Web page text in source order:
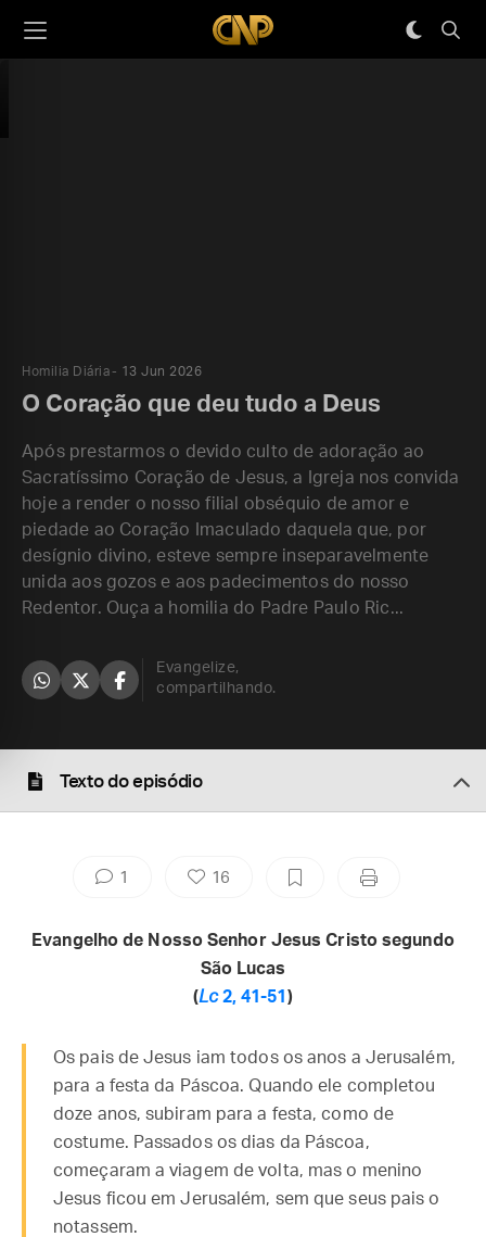
Homilia Diária 13 Jun 2026
O Coração que deu tudo a Deus
Após prestarmos o devido culto de adoração ao
Sacratíssimo Coração de Jesus, a Igreja nos convida
hoje a render o nosso filial obséquio de amor e
piedade ao Coração Imaculado daquela que, por
desígnio divino, esteve sempre inseparavelmente
unida aos gozos e aos padecimentos do nosso
Redentor. Ouça a homilia do Padre Paulo Ric...
Evangelize,
compartilhando.
Texto do episódio
1 16
Evangelho de Nosso Senhor Jesus Cristo segundo
São Lucas
(Lc 2, 41-51 )
Os pais de Jesus iam todos os anos a Jerusalém,
para a festa da Páscoa. Quando ele completou
doze anos, subiram para a festa, como de
costume. Passados os dias da Páscoa,
começaram a viagem de volta, mas o menino
Jesus ficou em Jerusalém, sem que seus pais o
notassem.